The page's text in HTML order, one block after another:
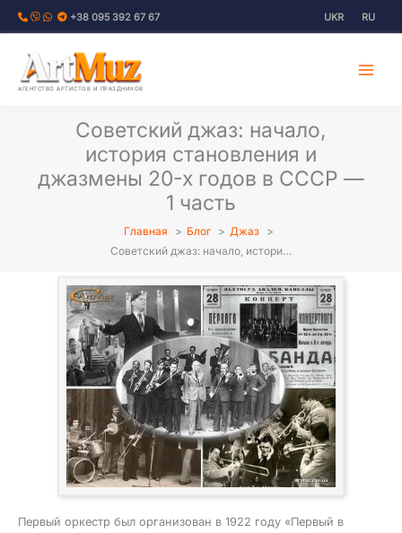
Перейти
+38 095 392 67 67 UKR RU
АГЕНТСТВО АРТИСТОВ И ПРАЗДНИКОВ
Советский джаз: начало,
история становления и
джазмены 20-х годов в СССР —
1 часть
Главная Блог
Джаз
Советский джаз: начало, истори…
Первый оркестр был организован в 1922 году «Первый в